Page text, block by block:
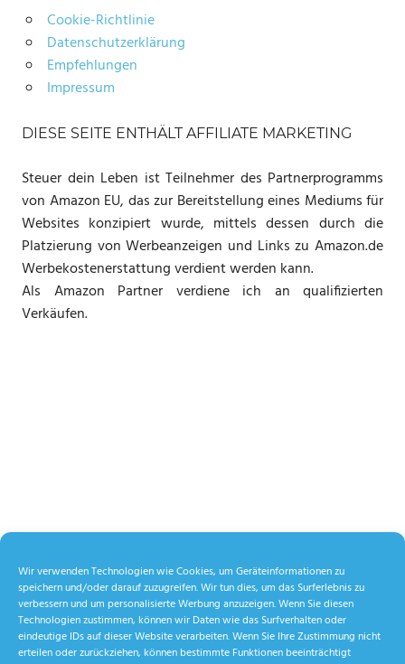
Wir verwenden Technologien wie Cookies, um Geräteinformationen zu
speichern und/oder darauf zuzugreifen. Wir tun dies, um das Surferlebnis zu
verbessern und um personalisierte Werbung anzuzeigen. Wenn Sie diesen
Technologien zustimmen, können wir Daten wie das Surfverhalten oder
eindeutige IDs auf dieser Website verarbeiten. Wenn Sie Ihre Zustimmung nicht
erteilen oder zurückziehen, können bestimmte Funktionen beeinträchtigt
Cookie-Richtlinie
Datenschutzerklärung
Empfehlungen
Impressum
DIESE SEITE ENTHÄLT AFFILIATE MARKETING
Steuer dein Leben ist Teilnehmer des Partnerprogramms
von Amazon EU, das zur Bereitstellung eines Mediums für
Websites konzipiert wurde, mittels dessen durch die
Platzierung von Werbeanzeigen und Links zu Amazon.de
Werbekostenerstattung verdient werden kann.
Als Amazon Partner verdiene ich an qualifizierten
Verkäufen.